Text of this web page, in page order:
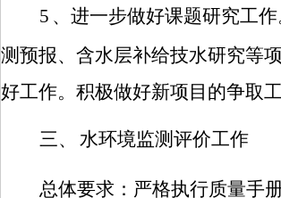
5 、进一步做好课题研究工
测预报、含水层补给技水研究等
好工作。积极做好新项目的争取
三、 水环境监测评价工作
总体要求：严格执行质量手